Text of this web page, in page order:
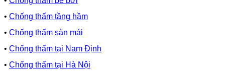
• Chống thấm tầng hầm
• Chống thấm sàn mái
• Chống thấm tại Nam Định
• Chống thấm tại Hà Nội